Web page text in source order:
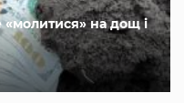
на дощ і